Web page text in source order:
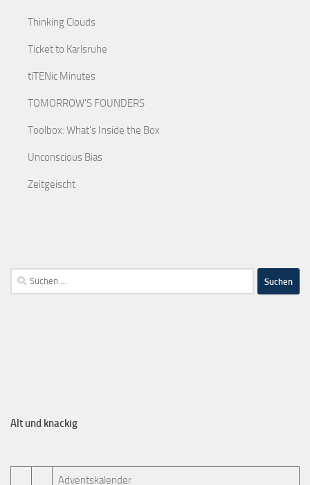
Thinking Clouds
Ticket to Karlsruhe
tiTENic Minutes
TOMORROW'S FOUNDERS
Toolbox: What's Inside the Box
Unconscious Bias
Zeitgeischt
Alt und knackig
Adventskalender